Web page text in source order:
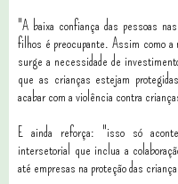
"A baixa confiança das pessoas
filhos é preocupante. Assim como a
surge a necessidade de
que as crianças estejam
acabar com a violência contra
E ainda reforça: "isso só
intersetorial que inclua a
até empresas na proteção das